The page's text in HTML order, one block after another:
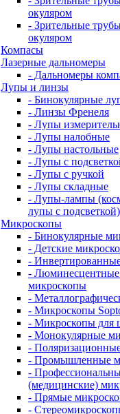
окуляром
- Зрительные
окуляром
Компасы
Лазерные дальномеры
- Дальномеры
Лупы и линзы
- Бинокулярные
- Линзы Френеля
- Лупы
- Лупы налобные
- Лупы настольные
- Лупы с
- Лупы с ручкой
- Лупы складные
- Лупы-лампы
лупы с подсветкой)
Микроскопы
- Бинокулярные
- Детские
-
-
микроскопы
-
- Микроскопы
- Микроскопы для
- Монокулярные
-
- Промышленные
-
(медицинские)
- Прямые
-